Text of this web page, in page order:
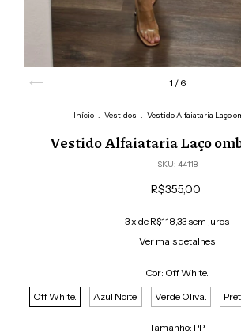
1 / 6
Início . Vestidos . Vestido Alfaiataria Laço
Vestido Alfaiataria Laço
SKU: 44118
R$355,00
3x de R$118,33sem juros
Ver mais detalhes
Cor: Off White.
Off White.
Azul Noite. Verde Oliva.
Tamanho: PP